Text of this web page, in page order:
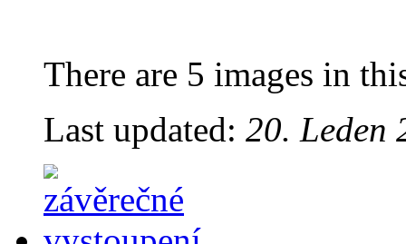
There are 5 images in
Last updated: 20. Leden